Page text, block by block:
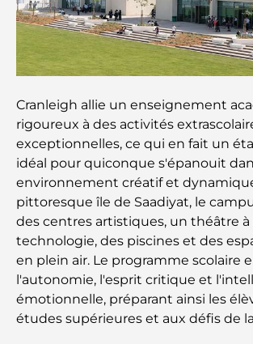
Meilleurs quartiers où vivre en
découvrez les meilleures options
Hôtels 5 étoiles à Dubaï : un luxe
Que faire dans le centre-ville de
guide ultime
Les meilleurs iftars à Dubaï : 7
incontournables pour un repas de
mémorable
Cafés à Business Bay : l’alliance
de la convivialité
Restaurants étoilés Michelin à
gastronomique inoubliable
Cranleigh allie un enseignement
rigoureux à des activités
exceptionnelles, ce qui en fait un
idéal pour quiconque s'épanouit
environnement créatif et
pittoresque île de Saadiyat, le
des centres artistiques, un théâtre à
technologie, des piscines et des
en plein air. Le programme scolaire
l'autonomie, l'esprit critique et
émotionnelle, préparant ainsi les
études supérieures et aux défis de